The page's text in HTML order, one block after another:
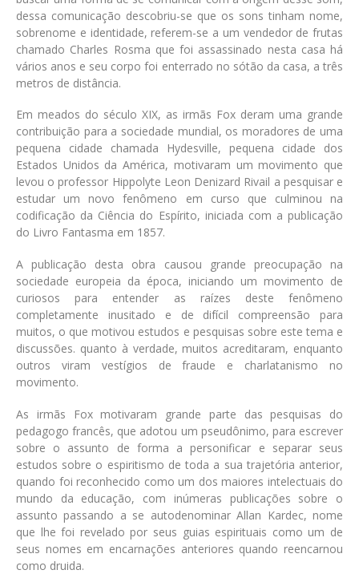
dessa comunicação descobriu-se que os sons tinham nome,
sobrenome e identidade, referem-se a um vendedor de frutas
chamado Charles Rosma que foi assassinado nesta casa há
vários anos e seu corpo foi enterrado no sótão da casa, a três
metros de distância.
Em meados do século XIX, as irmãs Fox deram uma grande
contribuição para a sociedade mundial, os moradores de uma
pequena cidade chamada Hydesville, pequena cidade dos
Estados Unidos da América, motivaram um movimento que
levou o professor Hippolyte Leon Denizard Rivail a pesquisar e
estudar um novo fenômeno em curso que culminou na
codificação da Ciência do Espírito, iniciada com a publicação
do Livro Fantasma em 1857.
A publicação desta obra causou grande preocupação na
sociedade europeia da época, iniciando um movimento de
curiosos para entender as raízes deste fenômeno
completamente inusitado e de difícil compreensão para
muitos, o que motivou estudos e pesquisas sobre este tema e
discussões. quanto à verdade, muitos acreditaram, enquanto
outros viram vestígios de fraude e charlatanismo no
movimento.
As irmãs Fox motivaram grande parte das pesquisas do
pedagogo francês, que adotou um pseudônimo, para escrever
sobre o assunto de forma a personificar e separar seus
estudos sobre o espiritismo de toda a sua trajetória anterior,
quando foi reconhecido como um dos maiores intelectuais do
mundo da educação, com inúmeras publicações sobre o
assunto passando a se autodenominar Allan Kardec, nome
que lhe foi revelado por seus guias espirituais como um de
seus nomes em encarnações anteriores quando reencarnou
como druida.